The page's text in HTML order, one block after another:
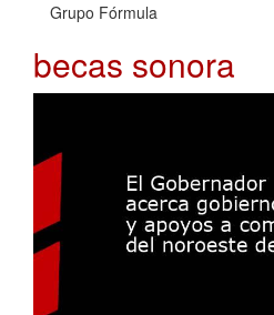
Grupo Fórmula
becas sonora